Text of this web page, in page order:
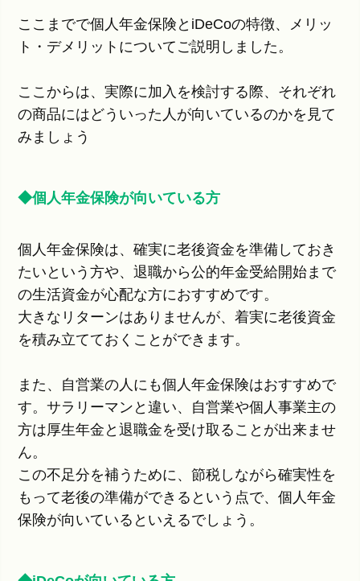
ここまでで個人年金保険とiDeCoの特徴、メリッ
ト・デメリットについてご説明しました。
ここからは、実際に加入を検討する際、それぞれ
の商品にはどういった人が向いているのかを見て
みましょう
◆個人年金保険が向いている方
個人年金保険は、確実に老後資金を準備しておき
たいという方や、退職から公的年金受給開始まで
の生活資金が心配な方におすすめです。
大きなリターンはありませんが、着実に老後資金
を積み立てておくことができます。
また、自営業の人にも個人年金保険はおすすめで
す。サラリーマンと違い、自営業や個人事業主の
方は厚生年金と退職金を受け取ることが出来ませ
ん。
この不足分を補うために、節税しながら確実性を
もって老後の準備ができるという点で、個人年金
保険が向いているといえるでしょう。